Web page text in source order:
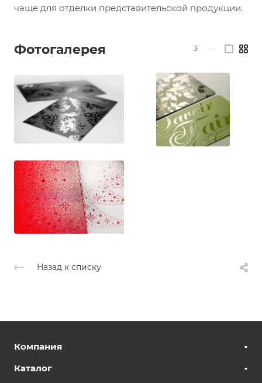
чаще для отделки представительской продукции.
Фотогалерея 3 —
Назад к списку
Компания
Каталог